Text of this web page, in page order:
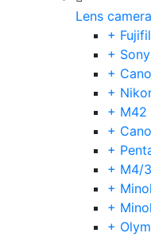
Lens
+
+
+
+
+ M42
+
+
+ M4/
+
+
+